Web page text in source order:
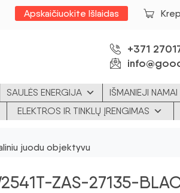
Apskaičiuokite Išlaidas
+371
SAULĖS ENERGIJA IŠMANIEJI NAMAI
ELEKTROS IR TINKLŲ ĮRENGIMAS
juodu objektyvu
ZAS-27135-